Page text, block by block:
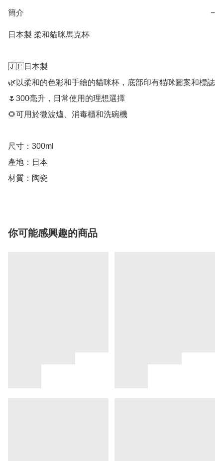
簡介 −
日本製 柔和貓咪馬克杯
🇯🇵日本製
🌿以柔和的色彩和手繪的貓咪杯，底部印有貓咪圖案和標誌
🌷300毫升，日常使用的理想選擇
🌻可用於微波爐、消毒櫃和洗碗機
尺寸：300ml
產地：日本
你可能感興趣的商品